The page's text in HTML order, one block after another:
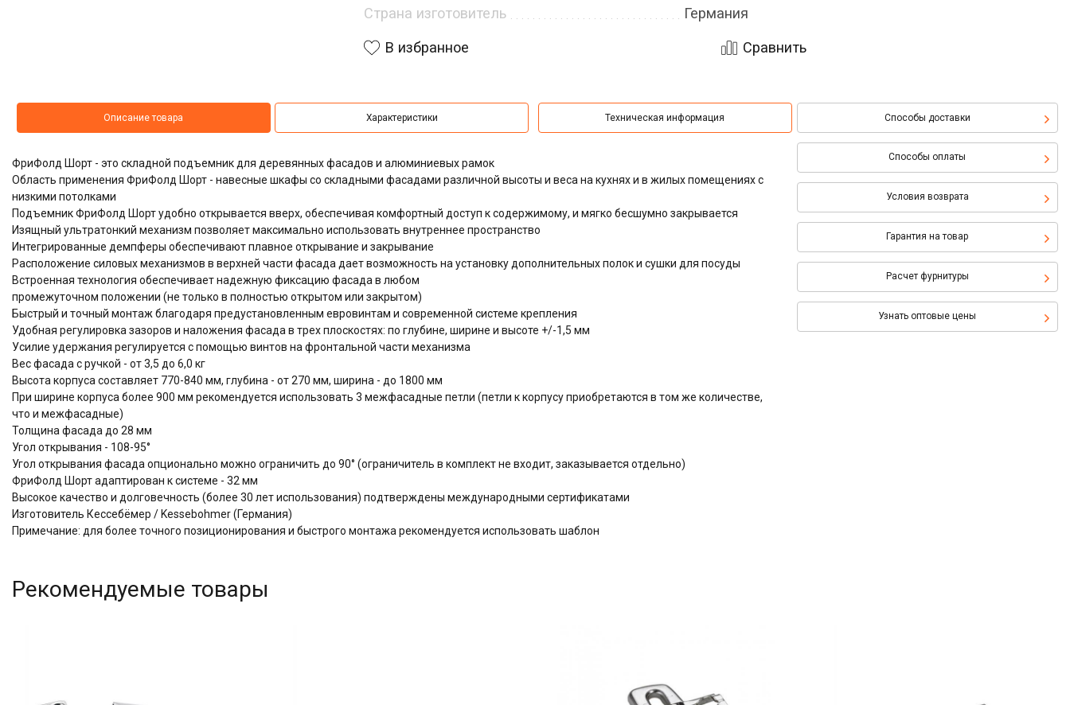
Страна изготовитель
Германия
В избранное Сравнить
Описание товара Характеристики Техническая информация Способы доставки
Способы оплаты
Условия возврата
Гарантия на товар
Расчет фурнитуры
Узнать оптовые цены
ФриФолд Шорт - это складной подъемник для деревянных фасадов и алюминиевых рамок
Область применения ФриФолд Шорт - навесные шкафы со складными фасадами различной высоты и веса на кухнях и в жилых помещениях с
низкими потолками
Подъемник ФриФолд Шорт удобно открывается вверх, обеспечивая комфортный доступ к содержимому, и мягко бесшумно закрывается
Изящный ультратонкий механизм позволяет максимально использовать внутреннее пространство
Интегрированные демпферы обеспечивают плавное открывание и закрывание
Расположение силовых механизмов в верхней части фасада дает возможность на установку дополнительных полок и сушки для посуды
Встроенная технология обеспечивает надежную фиксацию фасада в любом
промежуточном положении (не только в полностью открытом или закрытом)
Быстрый и точный монтаж благодаря предустановленным евровинтам и современной системе крепления
Удобная регулировка зазоров и наложения фасада в трех плоскостях: по глубине, ширине и высоте +/-1,5 мм
Усилие удержания регулируется с помощью винтов на фронтальной части механизма
Вес фасада с ручкой - от 3,5 до 6,0 кг
Высота корпуса составляет 770-840 мм, глубина - от 270 мм, ширина - до 1800 мм
При ширине корпуса более 900 мм рекомендуется использовать 3 межфасадные петли (петли к корпусу приобретаются в том же количестве,
что и межфасадные)
Толщина фасада до 28 мм
Угол открывания - 108-95°
Угол открывания фасада опционально можно ограничить до 90° (ограничитель в комплект не входит, заказывается отдельно)
ФриФолд Шорт адаптирован к системе - 32 мм
Высокое качество и долговечность (более 30 лет использования) подтверждены международными сертификатами
Изготовитель Кессебёмер / Kessebohmer (Германия)
Примечание: для более точного позиционирования и быстрого монтажа рекомендуется использовать шаблон
Рекомендуемые товары